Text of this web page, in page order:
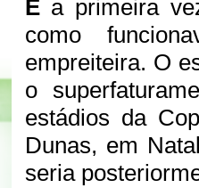
Éa primeira
como
empreiteira. O
o
estádios da
Dunas, em
seria